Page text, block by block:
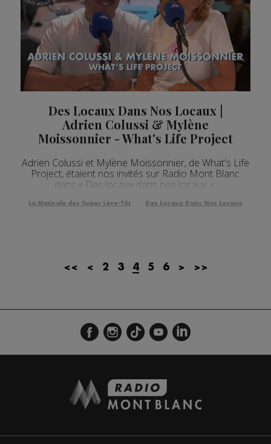
Des Locaux Dans Nos Locaux |
Adrien Colussi & Mylène
Moissonnier - What's Life Project
Adrien Colussi et Mylène Moissonnier, de What's Life
Project, étaient nos invités sur Radio Mont Blanc
dans « Des locaux dans nos locaux ».
La Matinale des Super Lève-Tôt Des Locaux Dans Nos Locaux
<< < 2 3 4 5 6 > >>